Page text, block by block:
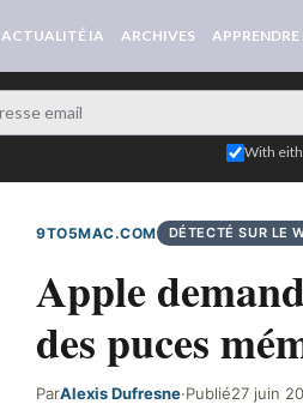
ACTUALITÉ IA ARCHIVES APPRENDRE
With
9TO5MAC.COM DÉTECTÉ SUR LE
Apple
des puces
ParAlexis Dufresne·Publié27 juin